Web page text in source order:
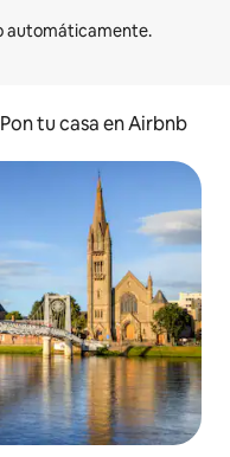
Pon tu casa en Airbnb